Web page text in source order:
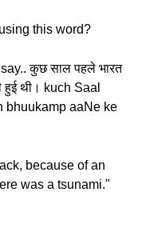
this word?
कुछ साल पहले भारत
हुई थी। kuch Saal
bhuukamp aaNe ke
because of an
was a tsunami."